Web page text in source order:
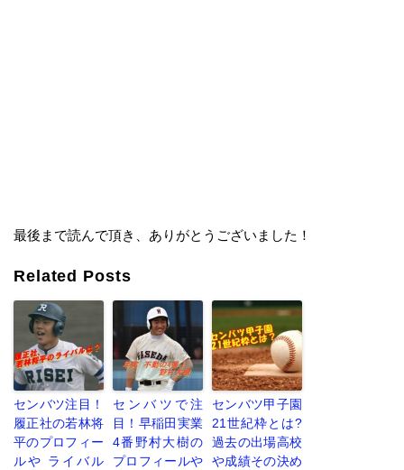
最後まで読んで頂き、ありがとうございました！
Related Posts
センバツ注目！
履正社の若林将
平のプロフィー
ルや ライバル
センバツで注
目！早稲田実業
4番野村大樹の
プロフィールや
センバツ甲子園
21世紀枠とは?
過去の出場高校
や成績その決め